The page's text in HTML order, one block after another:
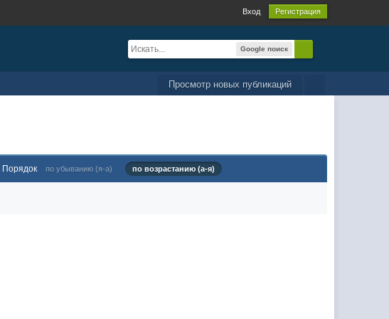
Вход Регистрация
Google поиск
Просмотр новых публикаций
Порядок по убыванию (я-а) по возрастанию (а-я)